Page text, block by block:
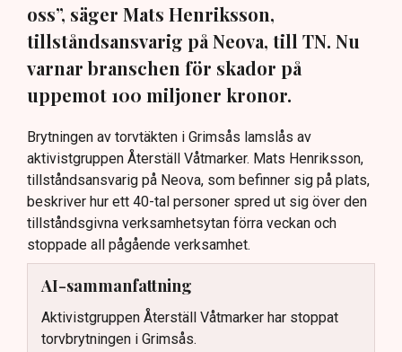
oss”, säger Mats Henriksson,
tillståndsansvarig på Neova, till TN. Nu
varnar branschen för skador på
uppemot 100 miljoner kronor.
Brytningen av torvtäkten i Grimsås lamslås av
aktivistgruppen Återställ Våtmarker. Mats Henriksson,
tillståndsansvarig på Neova, som befinner sig på plats,
beskriver hur ett 40-tal personer spred ut sig över den
tillståndsgivna verksamhetsytan förra veckan och
stoppade all pågående verksamhet.
AI-sammanfattning
Aktivistgruppen Återställ Våtmarker har stoppat
torvbrytningen i Grimsås.